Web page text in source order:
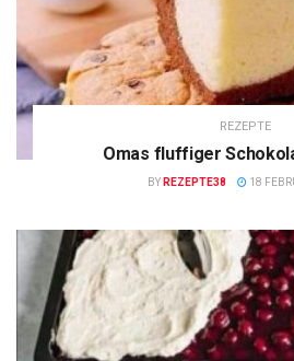
REZEPTE
Omas fluffiger
BY REZEPTE38 18